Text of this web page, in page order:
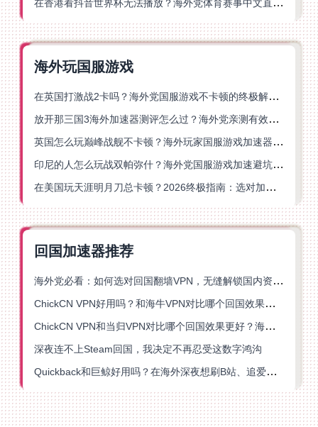
在香港看抖音世界杯无法播放？海外党体育赛事中文直播终极指南
海外玩国服游戏
在英国打激战2卡吗？海外党国服游戏不卡顿的终极解决方案
放开那三国3海外加速器测评怎么过？海外党亲测有效的国服游戏加速指南
英国怎么玩巅峰战舰不卡顿？海外玩家国服游戏加速器终极指南
印尼的人怎么玩战双帕弥什？海外党国服游戏加速避坑指南
在美国玩天涯明月刀总卡顿？2026终极指南：选对加速器让你丝滑连招
回国加速器推荐
海外党必看：如何选对回国翻墙VPN，无缝解锁国内资源？
ChickCN VPN好用吗？和海牛VPN对比哪个回国效果更好？
ChickCN VPN和当归VPN对比哪个回国效果更好？海外党亲测后选了它
深夜连不上Steam回国，我决定不再忍受这数字鸿沟
Quickback和巨鲸好用吗？在海外深夜想刷B站、追爱奇艺的你，或许正需要这份答案